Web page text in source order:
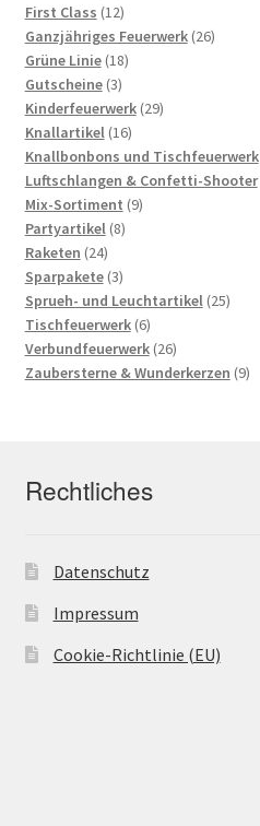
Produkte
First Class 1212
Produkte
Ganzjähriges Feuerwerk 2626
Grüne Linie 1818
Gutscheine 33
Produkte
Kinderfeuerwerk 2929
Knallartikel 1616
Produkte
Knallbonbons und Tischfeuerwerk
Luftschlangen & Confetti-Shooter
Mix-Sortiment 99
Partyartikel 88
Raketen 2424
Produkte
Sparpakete 33
Produkte
Sprueh- und Leuchtartikel 2525
Tischfeuerwerk 66
Produkte
Verbundfeuerwerk 2626
Produkte
Zaubersterne & Wunderkerzen 99
Rechtliches
Datenschutz
Impressum
Cookie-Richtlinie (EU)